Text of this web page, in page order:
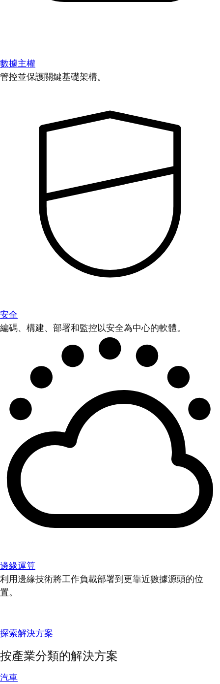
數據主權
管控並保護關鍵基礎架構。
安全
編碼、構建、部署和監控以安全為中心的軟體。
邊緣運算
利用邊緣技術將工作負載部署到更靠近數據源頭的位
置。
探索解決方案
按產業分類的解決方案
汽車